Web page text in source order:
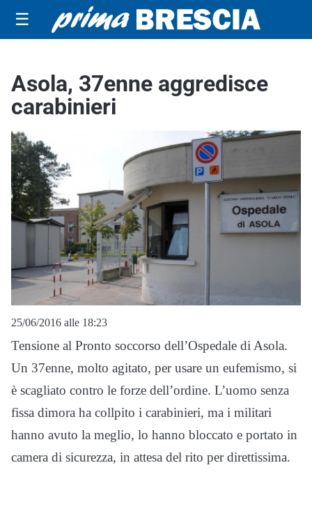
☰
Asola, 37enne aggredisce
carabinieri
25/06/2016 alle 18:23
Tensione al Pronto soccorso dell’Ospedale di Asola.
Un 37enne, molto agitato, per usare un eufemismo, si
è scagliato contro le forze dell’ordine. L’uomo senza
fissa dimora ha collpito i carabinieri, ma i militari
hanno avuto la meglio, lo hanno bloccato e portato in
camera di sicurezza, in attesa del rito per direttissima.